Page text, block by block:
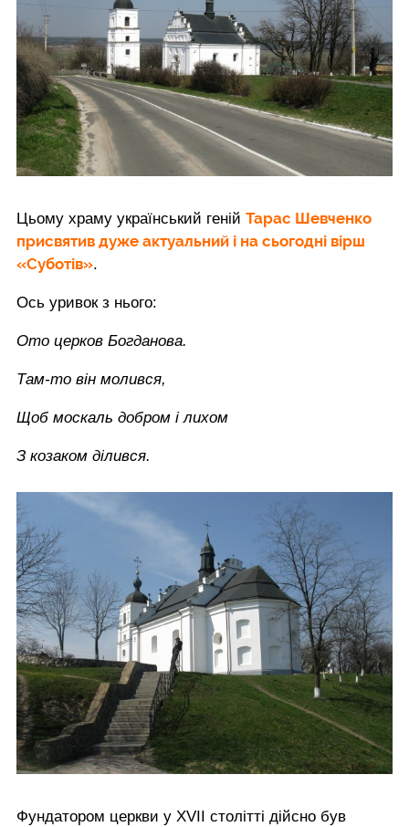
Цьому храму український геній Тарас Шевченко
присвятив дуже актуальний і на сьогодні вірш
«Суботів».
Ось уривок з нього:
Ото церков Богданова.
Там-то він молився,
Щоб москаль добром і лихом
З козаком ділився.
Фундатором церкви у ХVІІ столітті дійсно був